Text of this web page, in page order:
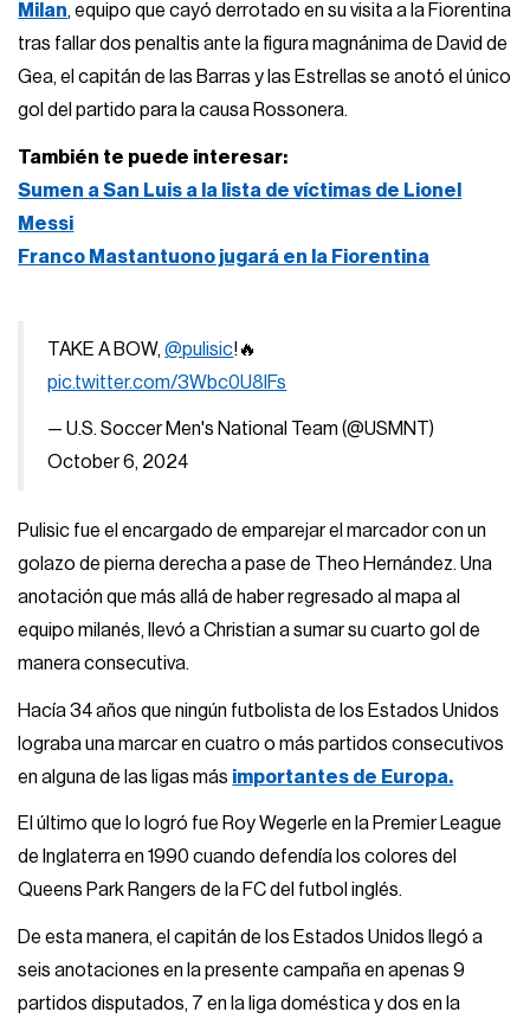
Milan, equipo que cayó derrotado en su visita a la Fiorentina
tras fallar dos penaltis ante la figura magnánima de David de
Gea, el capitán de las Barras y las Estrellas se anotó el único
gol del partido para la causa Rossonera.
También te puede interesar:
Sumen a San Luis a la lista de víctimas de Lionel
Messi
Franco Mastantuono jugará en la Fiorentina
TAKE A BOW,@pulisic!🔥
pic.twitter.com/3Wbc0U8lFs
— U.S. Soccer Men's National Team (@USMNT)
October 6, 2024
Pulisic fue el encargado de emparejar el marcador con un
golazo de pierna derecha a pase de Theo Hernández. Una
anotación que más allá de haber regresado al mapa al
equipo milanés, llevó a Christian a sumar su cuarto gol de
manera consecutiva.
Hacía 34 años que ningún futbolista de los Estados Unidos
lograba una marcar en cuatro o más partidos consecutivos
en alguna de las ligas más importantes de Europa.
El último que lo logró fue Roy Wegerle en la Premier League
de Inglaterra en 1990 cuando defendía los colores del
Queens Park Rangers de la FC del futbol inglés.
De esta manera, el capitán de los Estados Unidos llegó a
seis anotaciones en la presente campaña en apenas 9
partidos disputados, 7 en la liga doméstica y dos en la